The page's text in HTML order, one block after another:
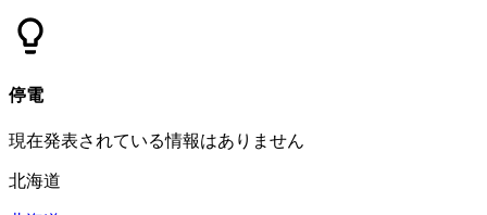
停電
現在発表されている情報はありません
北海道